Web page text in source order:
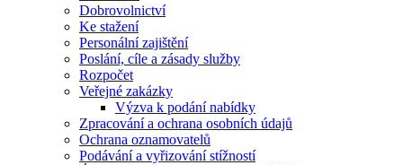
Dobrovolnictví
Ke stažení
Personální zajištění
Poslání, cíle a zásady služby
Rozpočet
Veřejné zakázky
Výzva k podání nabídky
Zpracování a ochrana osobních údajů
Ochrana oznamovatelů
Podávání a vyřizování stížností